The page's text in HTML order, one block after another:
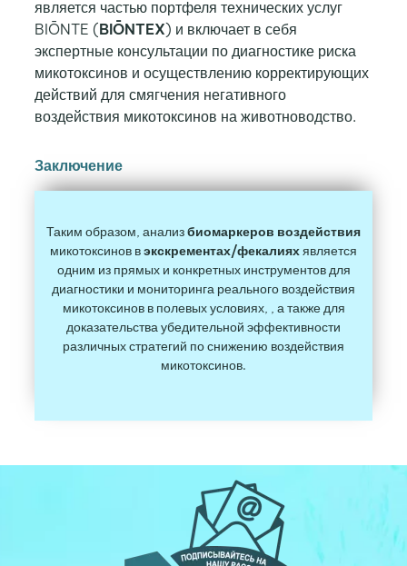
является частью портфеля технических услуг
BIŌNTE (BIŌNTEX) и включает в себя
экспертные консультации по диагностике риска
микотоксинов и осуществлению корректирующих
действий для смягчения негативного
воздействия микотоксинов на животноводство.
Заключение
Таким образом, анализбиомаркеров воздействия
микотоксинов вэкскрементах/фекалияхявляется
одним из прямых и конкретных инструментов для
диагностики и мониторинга реального воздействия
микотоксинов в полевых условиях, , а также для
доказательства убедительной эффективности
различных стратегий по снижению воздействия
микотоксинов.